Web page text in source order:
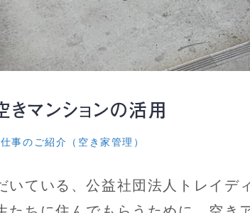
きマンションの活用
仕事のご紹介（空き家管理）
いている、公益社団法人トレイデ